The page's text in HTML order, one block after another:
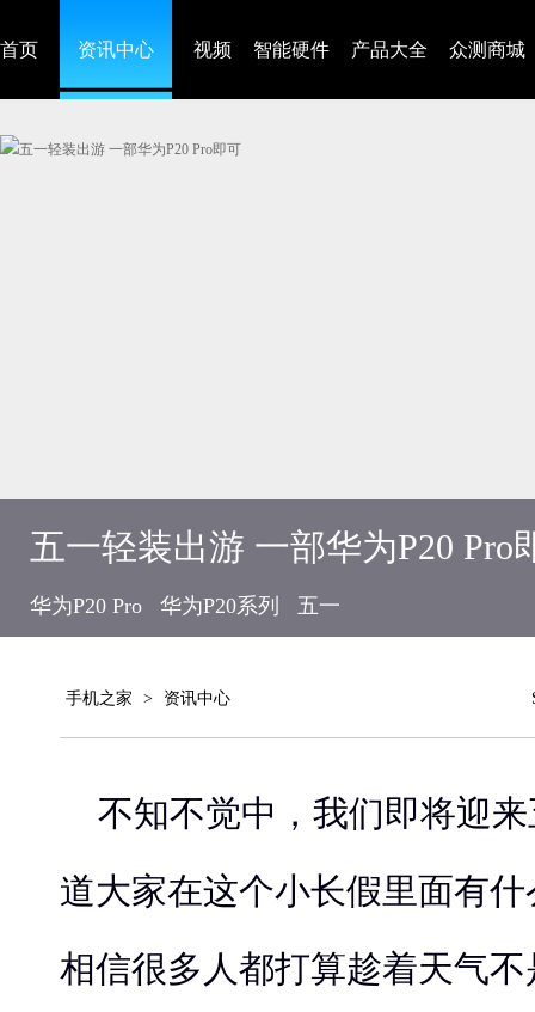
首页 资讯中心 视频 智能硬件 产品大全 众测商城
五一轻装出游 一部华为P20 Pro
华为P20 Pro 华为P20系列 五一
手机之家 > 资讯中心
不知不觉中，我们即将迎
道大家在这个小长假里面有
相信很多人都打算趁着天气